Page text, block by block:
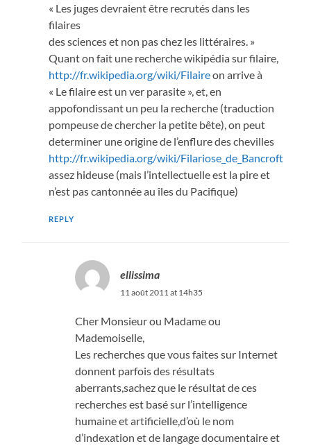
« Les juges devraient être recrutés dans les
filaires
des sciences et non pas chez les littéraires. »
Quant on fait une recherche wikipédia sur filaire,
http://fr.wikipedia.org/wiki/Filaireon arrive à
« Le filaire est un ver parasite », et, en
appofondissant un peu la recherche (traduction
pompeuse de chercher la petite bête), on peut
determiner une origine de l’enflure des chevilles
http://fr.wikipedia.org/wiki/Filariose_de_Bancroft
assez hideuse (mais l’intellectuelle est la pire et
n’est pas cantonnée au îles du Pacifique)
REPLY
ellissima
11 août 2011 at 14h35
Cher Monsieur ou Madame ou
Mademoiselle,
Les recherches que vous faites sur Internet
donnent parfois des résultats
aberrants,sachez que le résultat de ces
recherches est basé sur l’intelligence
humaine et artificielle,d’où le nom
d’indexation et de langage documentaire et